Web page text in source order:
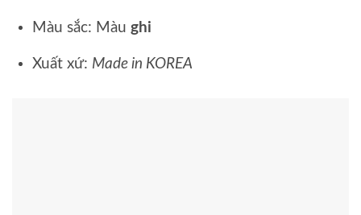
Màu sắc: Màu ghi
Xuất xứ: Made in KOREA